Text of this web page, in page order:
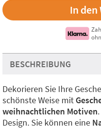
BESCHREIBUNG
Dekorieren Sie Ihre
schönste Weise mit
weihnachtlichen Motiven
Design. Sie können eine